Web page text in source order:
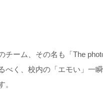
ーム、その名も「The
く、校内の「エモい」一瞬
。